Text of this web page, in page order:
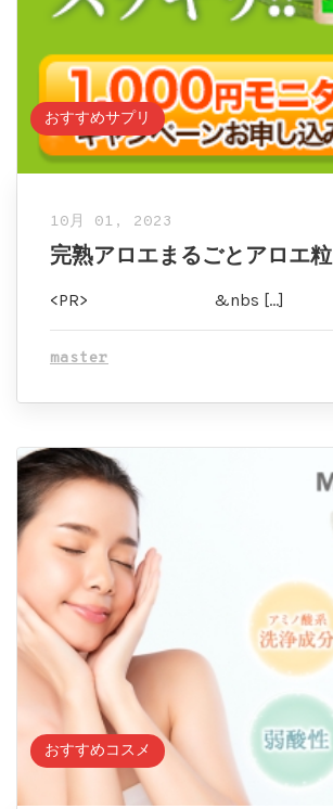
おすすめサプリ
10月 01, 2023
完熟アロエまるごとアロエ粒
<PR> &nbs […]
master
おすすめコスメ